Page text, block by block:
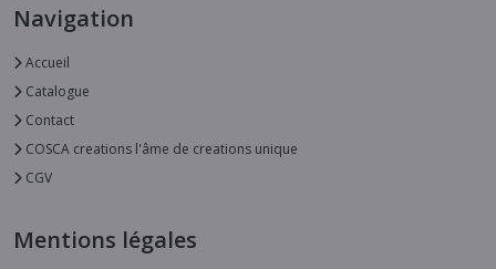
Navigation
Accueil
Catalogue
Contact
COSCA creations l'âme de creations unique
CGV
Mentions légales